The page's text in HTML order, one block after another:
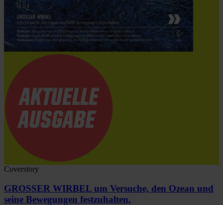
Coverstory
GROSSER WIRBEL um Versuche, den Ozean und
seine Bewegungen festzuhalten.